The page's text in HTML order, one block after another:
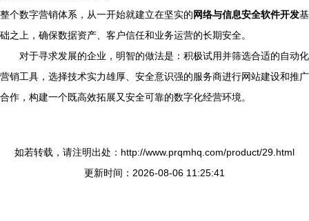
整个数字营销体系，从一开始就建立在坚实的网络与信息安全软件开发基
础之上，确保数据资产、客户信任和业务运营的长期安全。
对于寻求发展的企业，明智的做法是：积极试用并筛选合适的自动化
营销工具，选择技术实力雄厚、安全意识强的服务商进行网站建设和推广
合作，构建一个既高效拓展又安全可靠的数字化经营环境。
如若转载，请注明出处：http://www.prqmhq.com/product/29.html
更新时间：2026-08-06 11:25:41